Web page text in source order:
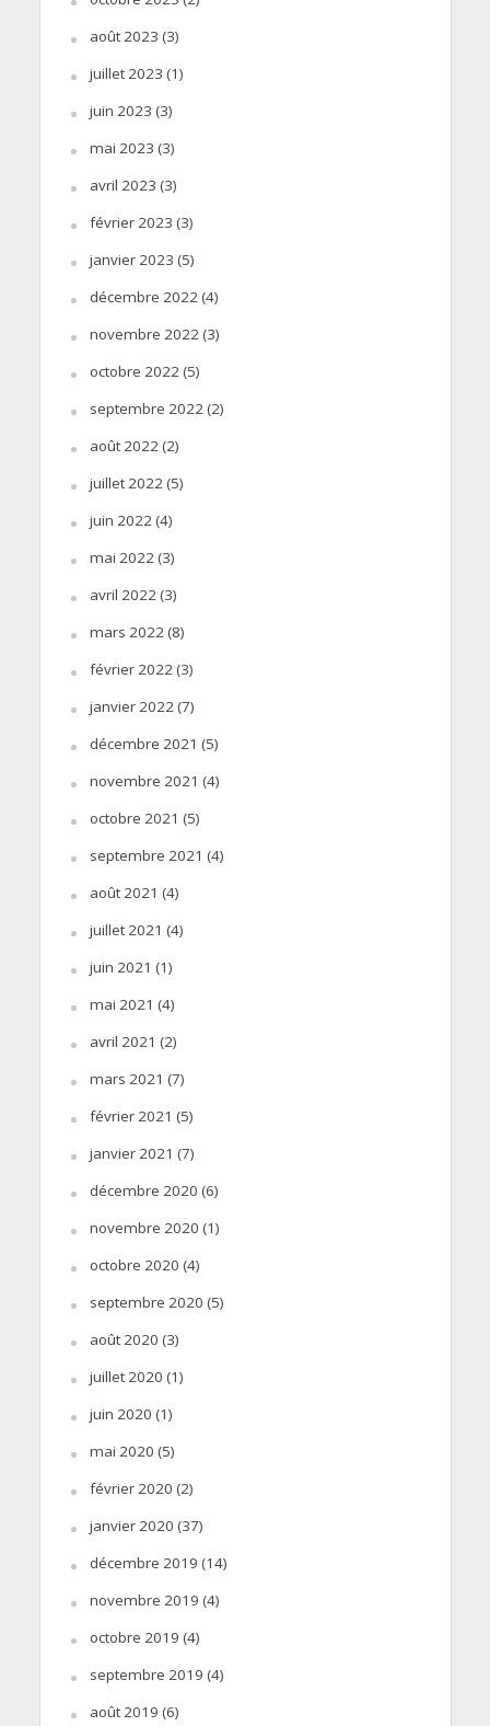
août 2023 (3)
juillet 2023 (1)
juin 2023 (3)
mai 2023 (3)
avril 2023 (3)
février 2023 (3)
janvier 2023 (5)
décembre 2022(4)
novembre 2022(3)
octobre 2022(5)
septembre 2022(2)
août 2022(2)
juillet 2022(5)
juin 2022(4)
mai 2022(3)
avril 2022(3)
mars 2022(8)
février 2022(3)
janvier 2022(7)
décembre 2021 (5)
novembre 2021 (4)
octobre 2021 (5)
septembre 2021 (4)
août 2021 (4)
juillet 2021 (4)
juin 2021 (1)
mai 2021 (4)
avril 2021 (2)
mars 2021 (7)
février 2021 (5)
janvier 2021 (7)
décembre 2020 (6)
novembre 2020 (1)
octobre 2020 (4)
septembre 2020 (5)
août 2020 (3)
juillet 2020 (1)
juin 2020 (1)
mai 2020 (5)
février 2020 (2)
janvier 2020 (37)
décembre 2019 (14)
novembre 2019 (4)
octobre 2019 (4)
septembre 2019 (4)
août 2019 (6)